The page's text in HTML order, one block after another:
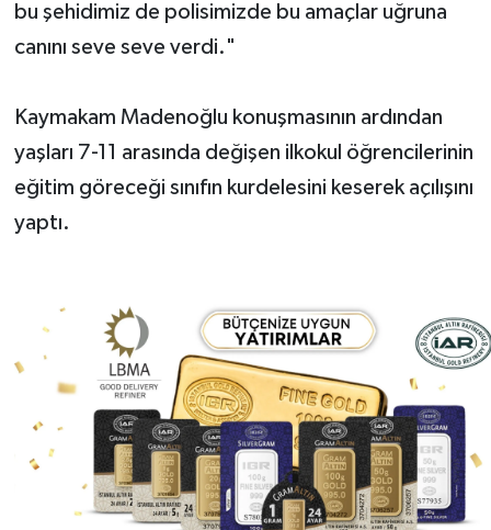
bu şehidimiz de polisimizde bu amaçlar uğruna
canını seve seve verdi."
Kaymakam Madenoğlu konuşmasının ardından
yaşları 7-11 arasında değişen ilkokul öğrencilerinin
eğitim göreceği sınıfın kurdelesini keserek açılışını
yaptı.